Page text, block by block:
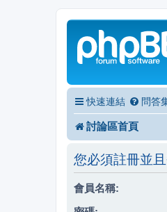
快速連結 問答
討論區首頁
您必須註冊並
會員名稱: